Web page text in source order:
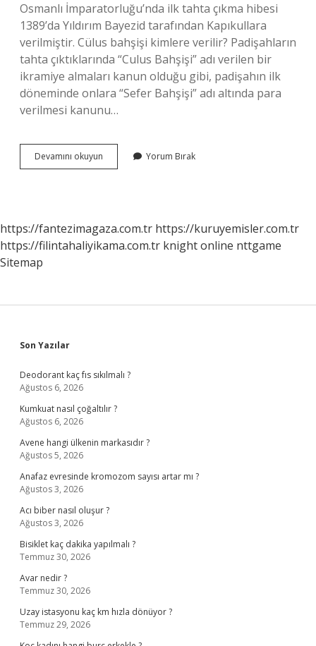
Osmanlı İmparatorluğu’nda ilk tahta çıkma hibesi
1389’da Yıldırım Bayezid tarafından Kapıkullara
verilmiştir. Cülus bahşişi kimlere verilir? Padişahların
tahta çıktıklarında “Culus Bahşişi” adı verilen bir
ikramiye almaları kanun olduğu gibi, padişahın ilk
döneminde onlara “Sefer Bahşişi” adı altında para
verilmesi kanunu…
Devamını okuyun
Bahşişi
Yorum Bırak
https://fantezimagaza.com.tr https://kuruyemisler.com.tr
https://filintahaliyikama.com.tr knight online nttgame
Sitemap
Sidebar
Son Yazılar
Deodorant kaç fıs sıkılmalı ?
Ağustos 6, 2026
Kumkuat nasıl çoğaltılır ?
Ağustos 6, 2026
Avene hangi ülkenin markasıdır ?
Ağustos 5, 2026
Anafaz evresinde kromozom sayısı artar mı ?
Ağustos 3, 2026
Acı biber nasıl oluşur ?
Ağustos 3, 2026
Bisiklet kaç dakika yapılmalı ?
Temmuz 30, 2026
Avar nedir ?
Temmuz 30, 2026
Uzay istasyonu kaç km hızla dönüyor ?
Temmuz 29, 2026